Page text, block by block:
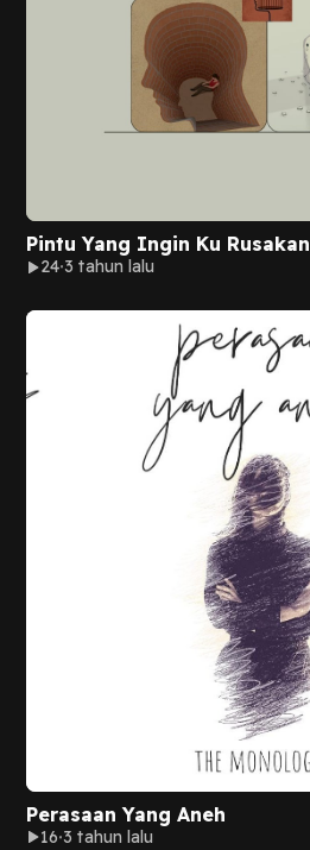
Pintu Yang Ingin Ku Rusakan
24 3 tahun lalu
Perasaan Yang Aneh
16 3 tahun lalu